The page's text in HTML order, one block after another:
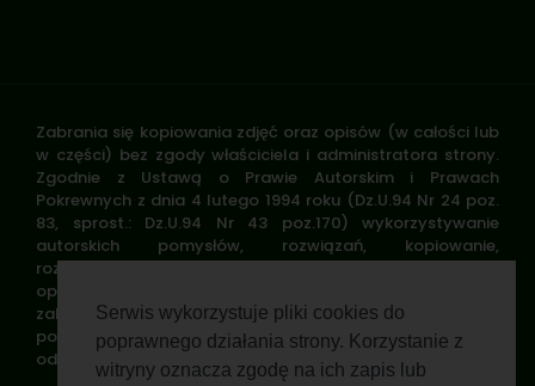
Serwis wykorzystuje pliki cookies do
poprawnego działania strony. Korzystanie z
witryny oznacza zgodę na ich zapis lub
Zabrania się kopiowania zdjęć oraz opisów (w całości lub
w części) bez zgody właściciela i administratora strony.
Zgodnie z Ustawą o Prawie Autorskim i Prawach
Pokrewnych z dnia 4 lutego 1994 roku (Dz.U.94 Nr 24 poz.
83, sprost.: Dz.U.94 Nr 43 poz.170) wykorzystywanie
autorskich pomysłów, rozwiązań, kopiowanie,
rozpowszechnianie zdjęć, fragmentów grafiki, tekstów
opisów w celach zarobkowych, bez zezwolenia autora jest
zabronione i stanowi naruszenie praw autorskich oraz
podlega karze. Znaki towarowe i graficzne są własnością
odpowiednich firm i/lub instytucji.